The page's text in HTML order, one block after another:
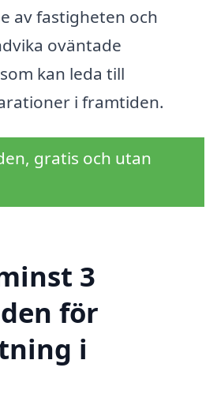
av fastigheten och
oväntade
kan leda till
i framtiden.
gratis och utan
3
för
i